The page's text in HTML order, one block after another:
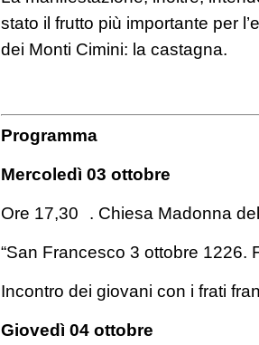
stato il frutto più importante per
dei Monti Cimini: la castagna.
Programma
Mercoledì 03 ottobre
Ore 17,30 . Chiesa Madonna
“San Francesco 3 ottobre 1226.
Incontro dei giovani con i frati
Giovedì 04 ottobre